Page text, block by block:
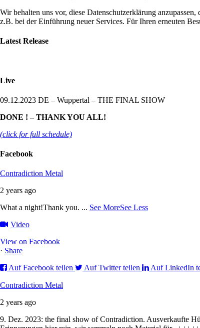
Wir behalten uns vor, diese Datenschutzerklärung
z.B. bei der Einführung neuer Services. Für Ihren erneuten
Latest Release
Live
09.12.2023 DE – Wuppertal – THE FINAL SHOW
DONE ! – THANK YOU ALL!
(click for full schedule)
Facebook
Contradiction Metal
2 years ago
What a night!Thank you. ... See MoreSee Less
Video
View on Facebook
· Share
Auf Facebook teilen
Auf Twitter teilen Auf LinkedIn
Contradiction Metal
2 years ago
9. Dez. 2023: the final show of Contradiction. Ausverkaufte